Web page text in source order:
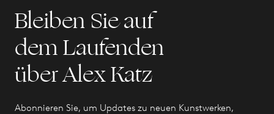
Bleiben Sie auf
dem Laufenden
über Alex Katz
Abonnieren Sie, um Updates zu neuen Kunstwerken,